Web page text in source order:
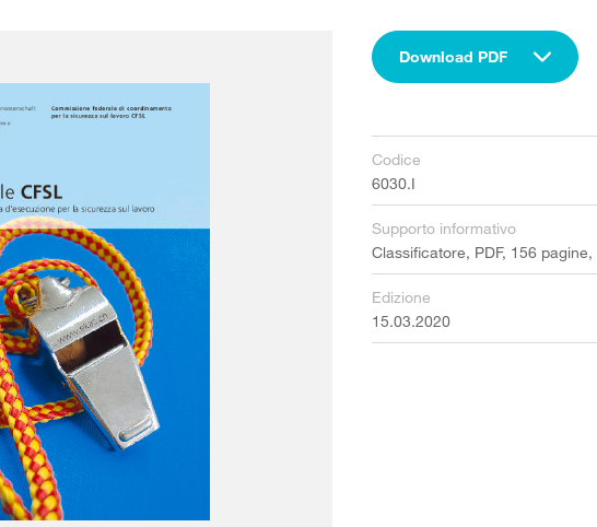
Download PDF
Codice
6030.I
Supporto informativo
Classificatore, PDF, 156 pagine,
Edizione
15.03.2020